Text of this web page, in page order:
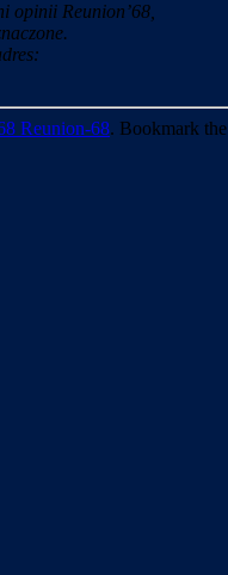
opinii Reunion’68,
Reunion-68. Bookmark the